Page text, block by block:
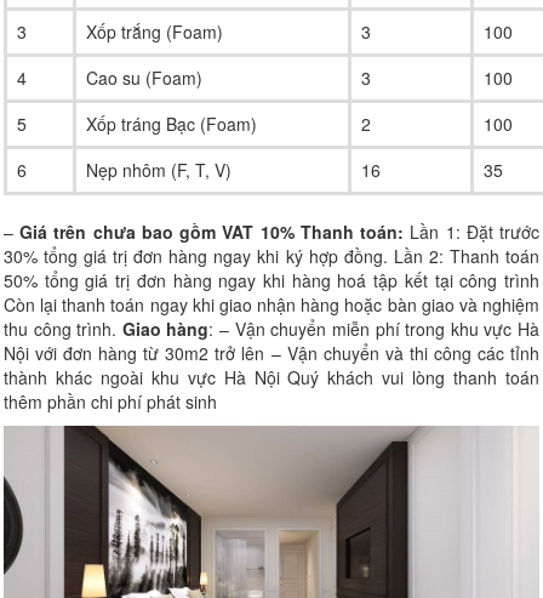
3
Xốp trắng (Foam) 3
100
4
Cao su (Foam) 3
100
5
Xốp tráng Bạc (Foam) 2
100
6
Nẹp nhôm (F, T, V) 16 35
–Giá trên chưa bao gồm VAT 10% Thanh toán: Lần 1: Đặt trước
30% tổng giá trị đơn hàng ngay khi ký hợp đồng. Lần 2: Thanh toán
50% tổng giá trị đơn hàng ngay khi hàng hoá tập kết tại công trình
Còn lại thanh toán ngay khi giao nhận hàng hoặc bàn giao và nghiệm
thu công trình. Giao hàng: – Vận chuyển miễn phí trong khu vực Hà
Nội với đơn hàng từ 30m2 trở lên – Vận chuyển và thi công các tỉnh
thành khác ngoài khu vực Hà Nội Quý khách vui lòng thanh toán
thêm phần chi phí phát sinh